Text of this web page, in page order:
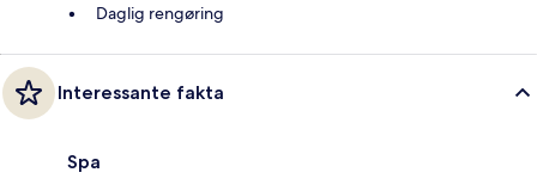
Daglig rengøring
Interessante fakta
Spa